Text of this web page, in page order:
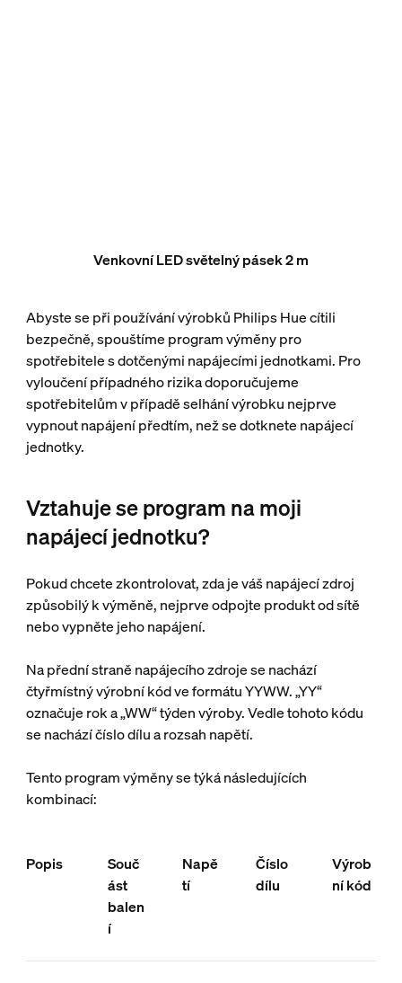
Venkovní LED světelný pásek 2 m
Abyste se při používání výrobků Philips Hue cítili
bezpečně, spouštíme program výměny pro
spotřebitele s dotčenými napájecími jednotkami. Pro
vyloučení případného rizika doporučujeme
spotřebitelům v případě selhání výrobku nejprve
vypnout napájení předtím, než se dotknete napájecí
jednotky.
Vztahuje se program na moji
napájecí jednotku?
Pokud chcete zkontrolovat, zda je váš napájecí zdroj
způsobilý k výměně, nejprve odpojte produkt od sítě
nebo vypněte jeho napájení.
Na přední straně napájecího zdroje se nachází
čtyřmístný výrobní kód ve formátu YYWW. „YY“
označuje rok a „WW“ týden výroby. Vedle tohoto kódu
se nachází číslo dílu a rozsah napětí.
Tento program výměny se týká následujících
kombinací:
Popis
Souč
ást
balen
í
Napě
tí
Číslo
dílu
Výrob
ní kód